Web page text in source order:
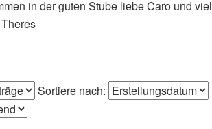
in der guten Stube liebe Caro und viel
Sortiere nach: